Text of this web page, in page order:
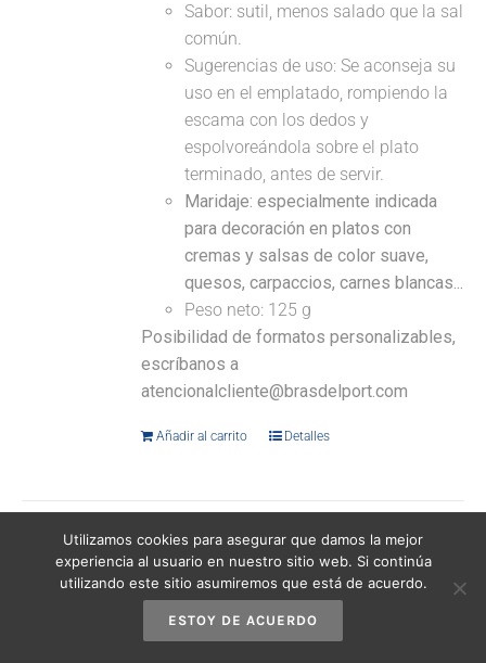
Sabor: sutil, menos salado que la sal
común.
Sugerencias de uso: Se aconseja su
uso en el emplatado, rompiendo la
escama con los dedos y
espolvoreándola sobre el plato
terminado, antes de servir.
Maridaje: especialmente indicada
para decoración en platos con
cremas y salsas de color suave,
quesos, carpaccios, carnes blancas...
Peso neto: 125 g
Posibilidad de formatos personalizables,
escríbanos a
atencionalcliente@brasdelport.com
Añadir al carrito Detalles
Escamas de sal marina natural 440 g
12,95€ (IVA incluido)
Utilizamos cookies para asegurar que damos la mejor
experiencia al usuario en nuestro sitio web. Si continúa
utilizando este sitio asumiremos que está de acuerdo.
ESTOY DE ACUERDO